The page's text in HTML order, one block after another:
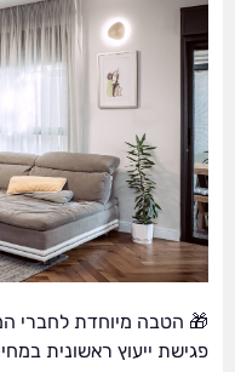
🎁 הטבה מיוחדת לחברי
פגישת ייעוץ ראשונית